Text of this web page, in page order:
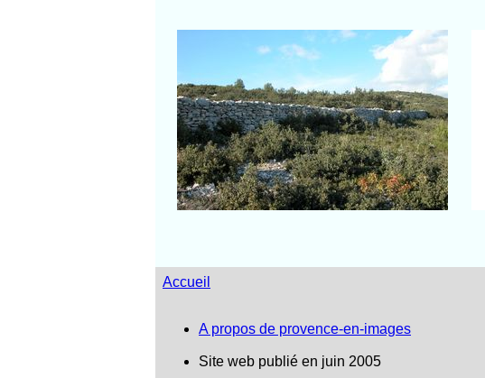
Mur de la Peste
Partie du mur
Accueil
A propos de provence-en-images
Site web publié en juin 2005